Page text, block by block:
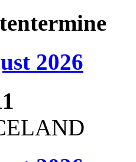
2026